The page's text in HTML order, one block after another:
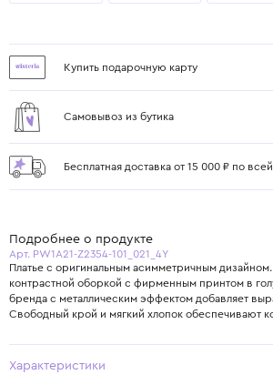
Купить подарочную карту
Самовывоз из бутика
Бесплатная доставка от 15 000 ₽ по
Подробнее о продукте
Арт. PW1A21-Z2354-101_021_4Y
Платье с оригинальным асимметричным
контрастной оборкой с фирменным принтом в
бренда с металлическим эффектом добавляет
Свободный крой и мягкий хлопок обеспечивают
Характеристики